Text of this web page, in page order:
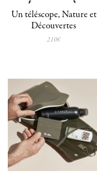
Un téléscope, Nature et
Découvertes
210€